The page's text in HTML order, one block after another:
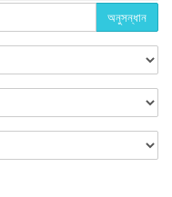
অনুসন্ধান